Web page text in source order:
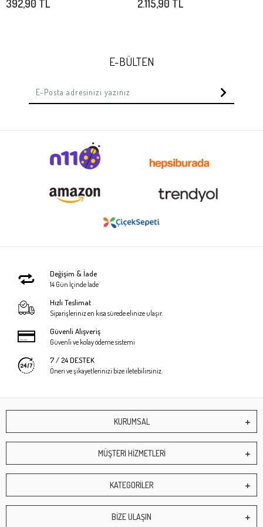
392,90 TL 2.115,90 TL
E-BÜLTEN
Değişim & İade
14 Gün İçinde İade
Hızlı Teslimat
Siparişleriniz en kısa sürede elinize ulaşır.
Güvenli Alışveriş
Güvenli ve kolay ödeme sistemi
7 / 24 DESTEK
Öneri ve şikayetlerinizi bize iletebilirsiniz.
KURUMSAL
MÜŞTERİ HİZMETLERİ
KATEGORİLER
BİZE ULAŞIN